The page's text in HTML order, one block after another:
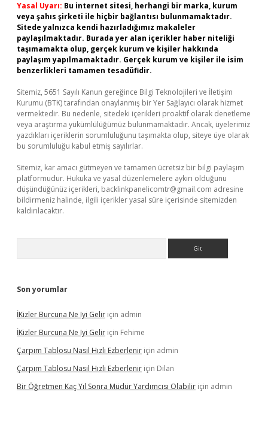
Yasal Uyarı: Bu internet sitesi, herhangi bir marka, kurum
veya şahıs şirketi ile hiçbir bağlantısı bulunmamaktadır.
Sitede yalnızca kendi hazırladığımız makaleler
paylaşılmaktadır. Burada yer alan içerikler haber niteliği
taşımamakta olup, gerçek kurum ve kişiler hakkında
paylaşım yapılmamaktadır. Gerçek kurum ve kişiler ile isim
benzerlikleri tamamen tesadüfidir.
Sitemiz, 5651 Sayılı Kanun gereğince Bilgi Teknolojileri ve İletişim
Kurumu (BTK) tarafından onaylanmış bir Yer Sağlayıcı olarak hizmet
vermektedir. Bu nedenle, sitedeki içerikleri proaktif olarak denetleme
veya araştırma yükümlülüğümüz bulunmamaktadır. Ancak, üyelerimiz
yazdıkları içeriklerin sorumluluğunu taşımakta olup, siteye üye olarak
bu sorumluluğu kabul etmiş sayılırlar.
Sitemiz, kar amacı gütmeyen ve tamamen ücretsiz bir bilgi paylaşım
platformudur. Hukuka ve yasal düzenlemelere aykırı olduğunu
düşündüğünüz içerikleri, backlinkpanelicomtr@gmail.com adresine
bildirmeniz halinde, ilgili içerikler yasal süre içerisinde sitemizden
kaldırılacaktır.
Son yorumlar
İKizler Burcuna Ne Iyi Gelir için admin
İKizler Burcuna Ne Iyi Gelir için Fehime
Çarpım Tablosu Nasıl Hızlı Ezberlenir için admin
Çarpım Tablosu Nasıl Hızlı Ezberlenir için Dilan
Bir Öğretmen Kaç Yıl Sonra Müdür Yardımcısı Olabilir için admin